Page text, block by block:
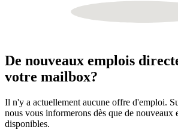
De nouveaux emplois
votre mailbox?
Il n'y a actuellement aucune offre d'emploi.
nous vous informerons dès que de nouveaux
disponibles.